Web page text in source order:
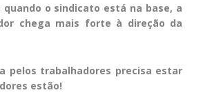
quando o sindicato está na base, a
chega mais forte à direção da
pelos trabalhadores precisa estar
estão!